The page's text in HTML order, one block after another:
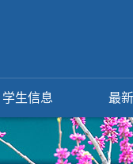
学生信息 最